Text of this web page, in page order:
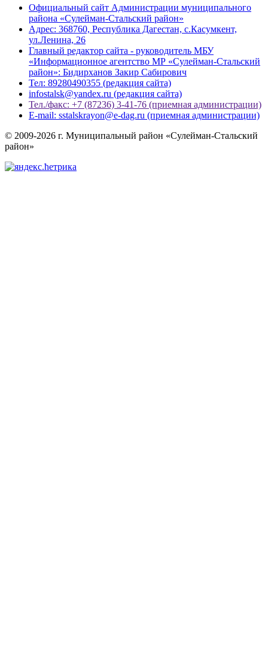
Официальный сайт Администрации муниципального
района «Сулейман-Стальский район»
Адрес: 368760, Республика Дагестан, с.Касумкент,
ул.Ленина, 26
Главный редактор сайта - руководитель МБУ
«Информационное агентство МР «Сулейман-Стальский
район»: Бидирханов Закир Сабирович
Тел: 89280490355 (редакция сайта)
infostalsk@yandex.ru (редакция сайта)
Тел./факс: +7 (87236) 3-41-76 (приемная администрации)
E-mail: sstalskrayon@e-dag.ru (приемная администрации)
© 2009-2026 г. Муниципальный район «Сулейман-Стальский
район»